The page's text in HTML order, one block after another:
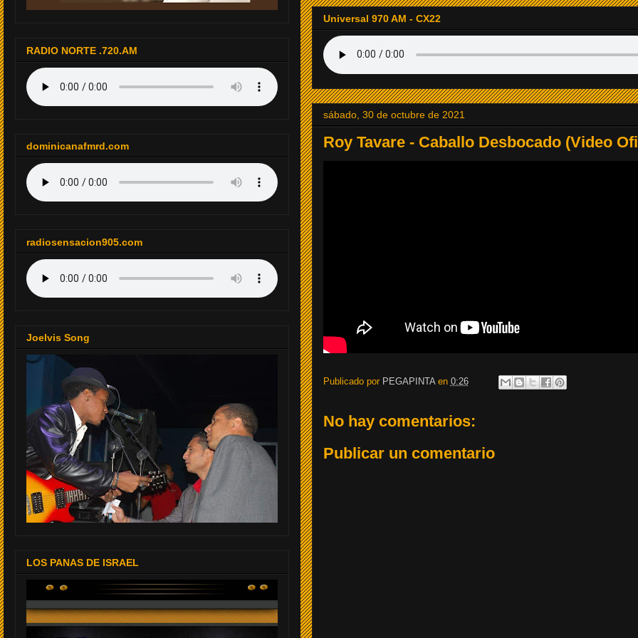
14. RADIODOMINO
15. Radio Tapinozet
17. Baladas del Recuerdo
Universal 970 AM - CX22
sábado, 30 de octubre de 2021
Roy Tavare - Caballo Desbocado (Video
Publicado por PEGAPINTA en 0:26
No hay comentarios:
Publicar un comentario
RADIO NORTE .720.AM
dominicanafmrd.com
radiosensacion905.com
Joelvis Song
LOS PANAS DE ISRAEL